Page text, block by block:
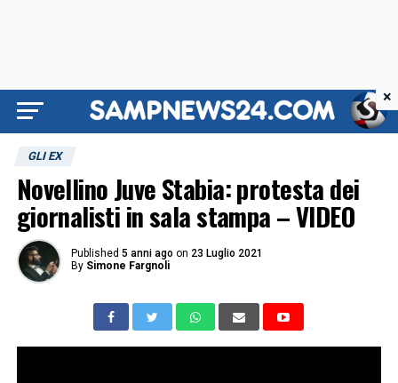
GLI EX
Novellino Juve Stabia: protesta dei
giornalisti in sala stampa – VIDEO
Published 5 anni ago on 23 Luglio 2021
By Simone Fargnoli
×